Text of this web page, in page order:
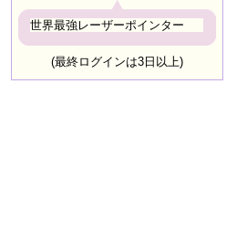
世界最強レーザーポインター
(最終ログインは3日以上)